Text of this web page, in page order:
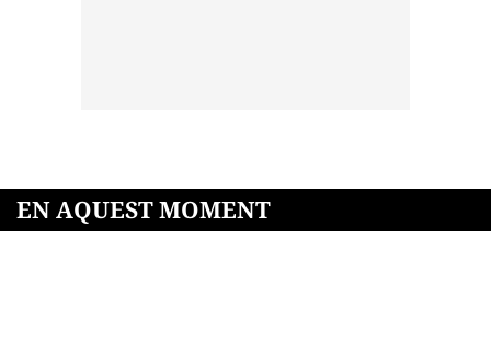
EN AQUEST MOMENT